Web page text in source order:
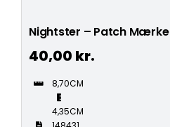
Nightster – Patch Mærke
40,00 kr.
8,70CM
4,35CM